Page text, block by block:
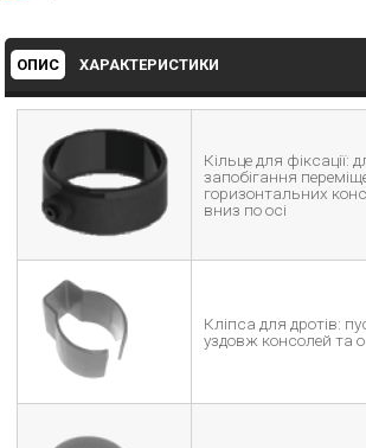
ОПИС ХАРАКТЕРИСТИКИ
Кільце для фіксації:
запобігання
горизонтальних
вниз по осі
Кліпса для дротів:
уздовж консолей та